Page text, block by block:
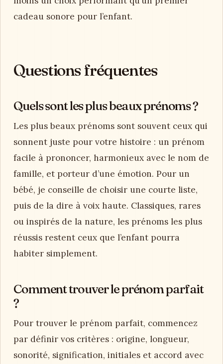
trop nette ou une fin qui se confond avec le
nom.
5. Décider sans pression et
satisfaire tout le monde. Une décision apaisée
combine deux listes, quelques jours de silence,
une vérification administrative et un dernier
test émotionnel. Le prénom devient alors
moins un choix performant qu’un premier
cadeau sonore pour l’enfant.
Quels sont les plus beaux prénoms ?
Les plus beaux prénoms sont souvent ceux qui
sonnent juste pour votre histoire : un prénom
facile à prononcer, harmonieux avec le nom de